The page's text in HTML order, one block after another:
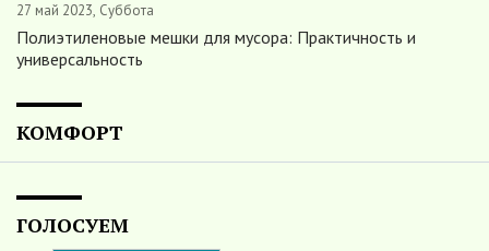
27 май 2023, Суббота
Полиэтиленовые мешки для мусора: Практичность и
универсальность
КОМФОРТ
ГОЛОСУЕМ